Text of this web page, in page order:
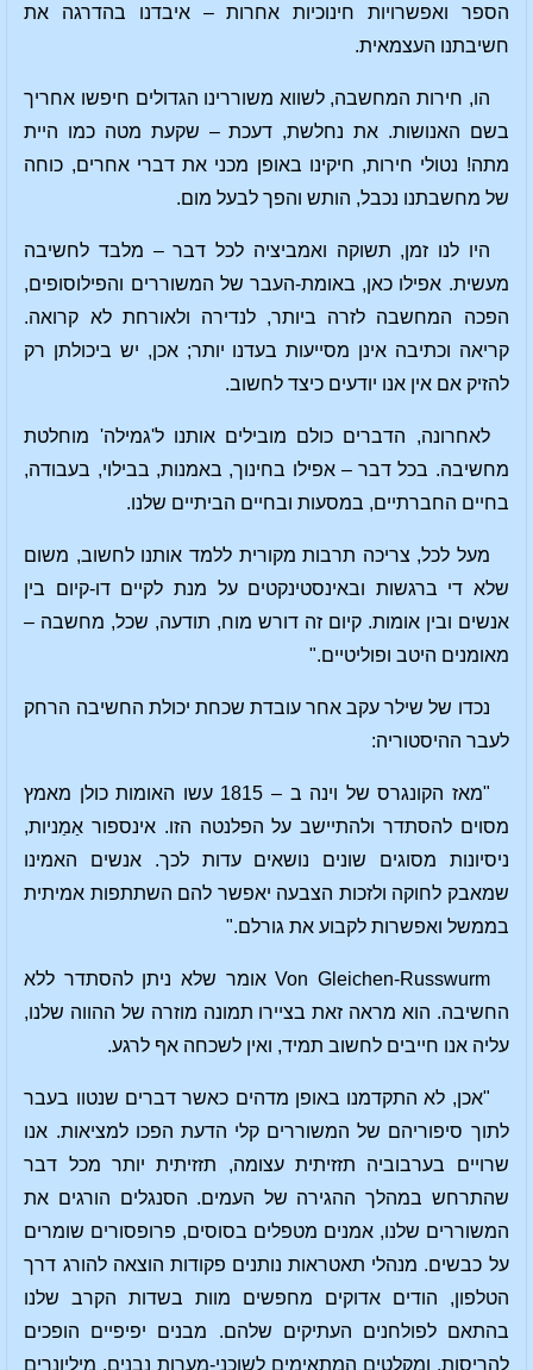
הספר ואפשרויות חינוכיות אחרות – איבדנו בהדרגה את
חשיבתנו העצמאית.
הו, חירות המחשבה, לשווא משוררינו הגדולים חיפשו אחריך
בשם האנושות. את נחלשת, דעכת – שקעת מטה כמו היית
מתה! נטולי חירות, חיקינו באופן מכני את דברי אחרים, כוחה
של מחשבתנו נכבל, הותש והפך לבעל מום.
היו לנו זמן, תשוקה ואמביציה לכל דבר – מלבד לחשיבה
מעשית. אפילו כאן, באומת-העבר של המשוררים והפילוסופים,
הפכה המחשבה לזרה ביותר, לנדירה ולאורחת לא קרואה.
קריאה וכתיבה אינן מסייעות בעדנו יותר; אכן, יש ביכולתן רק
להזיק אם אין אנו יודעים כיצד לחשוב.
לאחרונה, הדברים כולם מובילים אותנו ל'גמילה' מוחלטת
מחשיבה. בכל דבר – אפילו בחינוך, באמנות, בבילוי, בעבודה,
בחיים החברתיים, במסעות ובחיים הביתיים שלנו.
מעל לכל, צריכה תרבות מקורית ללמד אותנו לחשוב, משום
שלא די ברגשות ובאינסטינקטים על מנת לקיים דו-קיום בין
אנשים ובין אומות. קיום זה דורש מוח, תודעה, שכל, מחשבה –
מאומנים היטב ופוליטיים."
נכדו של שילר עקב אחר עובדת שכחת יכולת החשיבה הרחק
לעבר ההיסטוריה:
"מאז הקונגרס של וינה ב – 1815 עשו האומות כולן מאמץ
מסוים להסתדר ולהתיישב על הפלנטה הזו. אינספור אַמַניות,
ניסיונות מסוגים שונים נושאים עדות לכך. אנשים האמינו
שמאבק לחוקה ולזכות הצבעה יאפשר להם השתתפות אמיתית
בממשל ואפשרות לקבוע את גורלם."
Von Gleichen-Russwurm אומר שלא ניתן להסתדר ללא
החשיבה. הוא מראה זאת בציירו תמונה מוזרה של ההווה שלנו,
עליה אנו חייבים לחשוב תמיד, ואין לשכחה אף לרגע.
"אכן, לא התקדמנו באופן מדהים כאשר דברים שנטוו בעבר
לתוך סיפוריהם של המשוררים קלי הדעת הפכו למציאות. אנו
שרויים בערבוביה תזזיתית עצומה, תזזיתית יותר מכל דבר
שהתרחש במהלך ההגירה של העמים. הסנגלים הורגים את
המשוררים שלנו, אמנים מטפלים בסוסים, פרופסורים שומרים
על כבשים. מנהלי תאטראות נותנים פקודות הוצאה להורג דרך
הטלפון, הודים אדוקים מחפשים מוות בשדות הקרב שלנו
בהתאם לפולחנים העתיקים שלהם. מבנים יפיפיים הופכים
להריסות, ומקלטים המתאימים לשוכני-מערות נבנים. מיליונרים